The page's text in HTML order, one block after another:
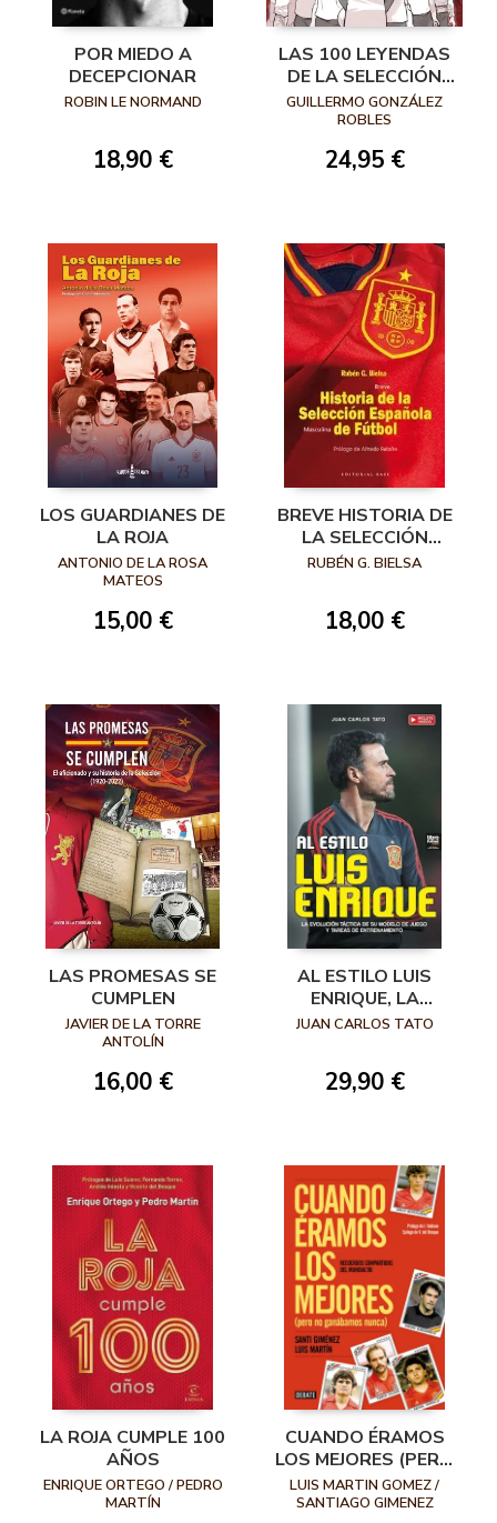
POR MIEDO A
DECEPCIONAR
ROBIN LE NORMAND
18,90 €
LAS 100 LEYENDAS
DE LA SELECCIÓN
ESPAÑOLA
GUILLERMO GONZÁLEZ
ROBLES
24,95 €
LOS GUARDIANES DE
LA ROJA
ANTONIO DE LA ROSA
MATEOS
15,00 €
BREVE HISTORIA DE
LA SELECCIÓN
MASCULINA DE
RUBÉN G. BIELSA
18,00 €
LAS PROMESAS SE
CUMPLEN
JAVIER DE LA TORRE
ANTOLÍN
16,00 €
AL ESTILO LUIS
ENRIQUE, LA
EVOLUCIÓN TÁCTICA
ENTRENAMIENTO
JUAN CARLOS TATO
29,90 €
LA ROJA CUMPLE 100
AÑOS
ENRIQUE ORTEGO / PEDRO
MARTÍN
CUANDO ÉRAMOS
LOS MEJORES (PERO
NO GANÁBAMOS
NUNCA)
LUIS MARTIN GOMEZ /
SANTIAGO GIMENEZ